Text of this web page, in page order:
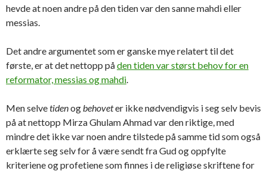
hevde at noen andre på den tiden var den sanne mahdi eller
messias.
Det andre argumentet som er ganske mye relatert til det
første, er at det nettopp påden tiden var størst behov for en
reformator, messias og mahdi.
Men selvetidenogbehoveter ikke nødvendigvis i seg selv bevis
på at nettopp Mirza Ghulam Ahmad var den riktige, med
mindre det ikke var noen andre tilstede på samme tid som også
erklærte seg selv for å være sendt fra Gud og oppfylte
kriteriene og profetiene som finnes i de religiøse skriftene for